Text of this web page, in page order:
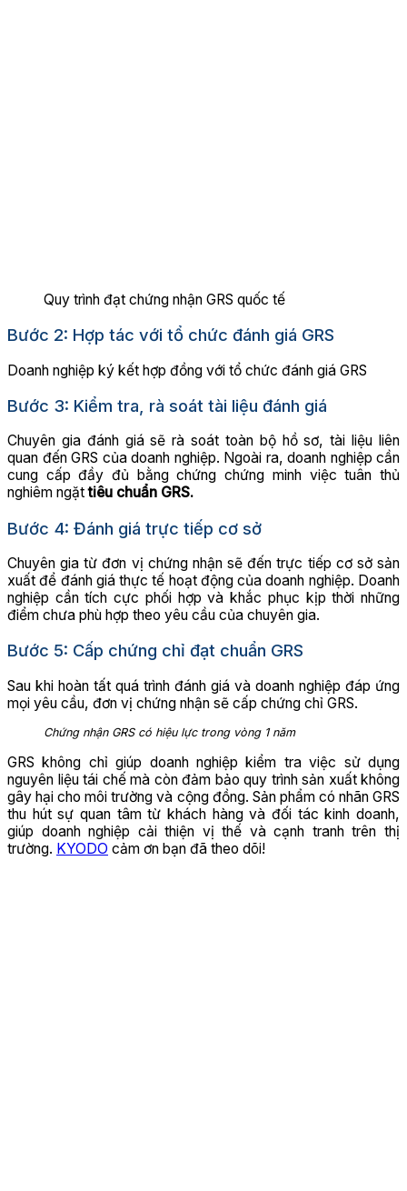
Quy trình đạt chứng nhận GRS quốc tế
Bước 2: Hợp tác với tổ chức đánh giá GRS
Doanh nghiệp ký kết hợp đồng với tổ chức đánh giá GRS
Bước 3: Kiểm tra, rà soát tài liệu đánh giá
Chuyên gia đánh giá sẽ rà soát toàn bộ hồ sơ, tài liệu liên
quan đến GRS của doanh nghiệp. Ngoài ra, doanh nghiệp cần
cung cấp đầy đủ bằng chứng chứng minh việc tuân thủ
nghiêm ngặttiêu chuẩn GRS.
Bước 4: Đánh giá trực tiếp cơ sở
Chuyên gia từ đơn vị chứng nhận sẽ đến trực tiếp cơ sở sản
xuất để đánh giá thực tế hoạt động của doanh nghiệp. Doanh
nghiệp cần tích cực phối hợp và khắc phục kịp thời những
điểm chưa phù hợp theo yêu cầu của chuyên gia.
Bước 5: Cấp chứng chỉ đạt chuẩn GRS
Sau khi hoàn tất quá trình đánh giá và doanh nghiệp đáp ứng
mọi yêu cầu, đơn vị chứng nhận sẽ cấp chứng chỉ GRS.
Chứng nhận GRS có hiệu lực trong vòng 1 năm
GRS không chỉ giúp doanh nghiệp kiểm tra việc sử dụng
nguyên liệu tái chế mà còn đảm bảo quy trình sản xuất không
gây hại cho môi trường và cộng đồng. Sản phẩm có nhãn GRS
thu hút sự quan tâm từ khách hàng và đối tác kinh doanh,
giúp doanh nghiệp cải thiện vị thế và cạnh tranh trên thị
trường. KYODO cảm ơn bạn đã theo dõi!